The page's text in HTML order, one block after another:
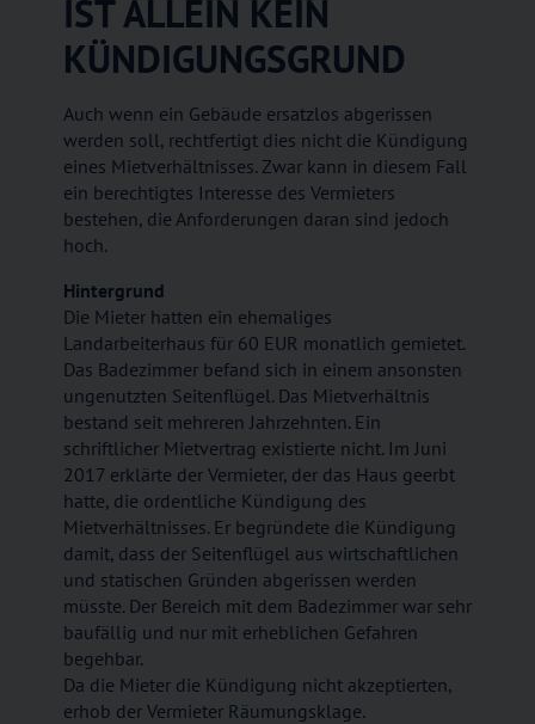
IST ALLEIN KEIN
KÜNDIGUNGSGRUND
Auch wenn ein Gebäude ersatzlos abgerissen
werden soll, rechtfertigt dies nicht die Kündigung
eines Mietverhältnisses. Zwar kann in diesem Fall
ein berechtigtes Interesse des Vermieters
bestehen, die Anforderungen daran sind jedoch
hoch.
Hintergrund
Die Mieter hatten ein ehemaliges
Landarbeiterhaus für 60 EUR monatlich gemietet.
Das Badezimmer befand sich in einem ansonsten
ungenutzten Seitenflügel. Das Mietverhältnis
bestand seit mehreren Jahrzehnten. Ein
schriftlicher Mietvertrag existierte nicht. Im Juni
2017 erklärte der Vermieter, der das Haus geerbt
hatte, die ordentliche Kündigung des
Mietverhältnisses. Er begründete die Kündigung
damit, dass der Seitenflügel aus wirtschaftlichen
und statischen Gründen abgerissen werden
müsste. Der Bereich mit dem Badezimmer war sehr
baufällig und nur mit erheblichen Gefahren
begehbar.
Da die Mieter die Kündigung nicht akzeptierten,
erhob der Vermieter Räumungsklage.